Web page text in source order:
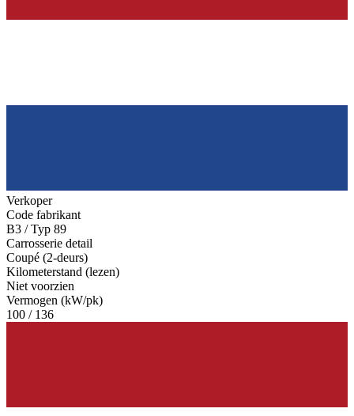
Verkoper
Code fabrikant
B3 / Typ 89
Carrosserie detail
Coupé (2-deurs)
Kilometerstand (lezen)
Niet voorzien
Vermogen (kW/pk)
100 / 136